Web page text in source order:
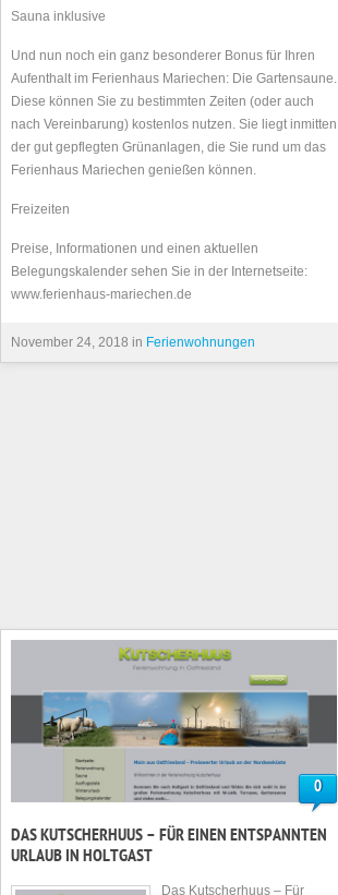
Sauna inklusive
Und nun noch ein ganz besonderer Bonus für Ihren
Aufenthalt im Ferienhaus Mariechen: Die Gartensaune.
Diese können Sie zu bestimmten Zeiten (oder auch
nach Vereinbarung) kostenlos nutzen. Sie liegt inmitten
der gut gepflegten Grünanlagen, die Sie rund um das
Ferienhaus Mariechen genießen können.
Freizeiten
Preise, Informationen und einen aktuellen
Belegungskalender sehen Sie in der Internetseite:
www.ferienhaus-mariechen.de
November 24, 2018 in Ferienwohnungen
0
DAS KUTSCHERHUUS – FÜR EINEN ENTSPANNTEN
URLAUB IN HOLTGAST
Das Kutscherhuus – Für